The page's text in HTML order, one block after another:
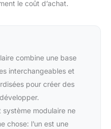
le coût d’achat.
combine une base
interchangeables et
pour créer des
système modulaire ne
chose: l’un est une